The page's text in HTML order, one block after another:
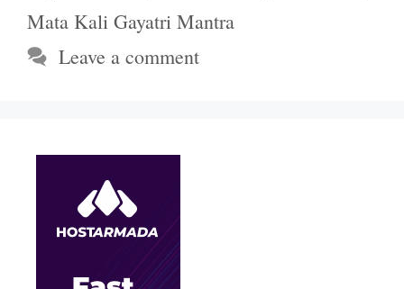
Mata Kali Gayatri Mantra
Leave a comment